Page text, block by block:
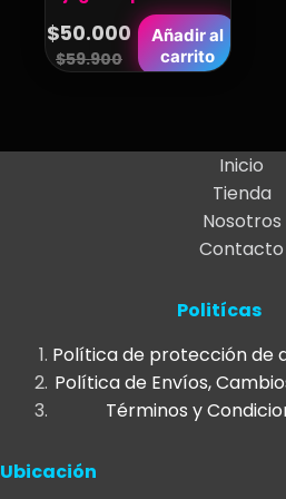
$59.900
Original
$59.900.
$50.000
Current
$50.000.
Añadir al
carrito
Inicio
Tienda
Nosotros
Contacto
Politícas
Política de protección de
Política de Envíos,
Términos y
Ubicación